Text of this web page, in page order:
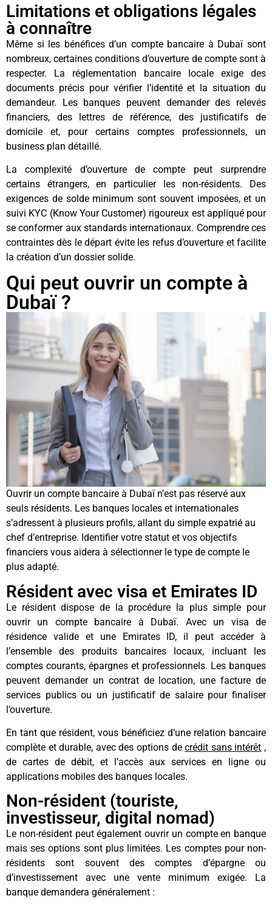
Limitations et obligations légales
à connaître
Même si les bénéfices d’un compte bancaire à Dubaï sont
nombreux, certaines conditions d’ouverture de compte sont à
respecter. La réglementation bancaire locale exige des
documents précis pour vérifier l’identité et la situation du
demandeur. Les banques peuvent demander des relevés
financiers, des lettres de référence, des justificatifs de
domicile et, pour certains comptes professionnels, un
business plan détaillé.
La complexité d’ouverture de compte peut surprendre
certains étrangers, en particulier les non-résidents. Des
exigences de solde minimum sont souvent imposées, et un
suivi KYC (Know Your Customer) rigoureux est appliqué pour
se conformer aux standards internationaux. Comprendre ces
contraintes dès le départ évite les refus d’ouverture et facilite
la création d’un dossier solide.
Qui peut ouvrir un compte à
Dubaï ?
Ouvrir un compte bancaire à Dubaï n’est pas réservé aux
seuls résidents. Les banques locales et internationales
s’adressent à plusieurs profils, allant du simple expatrié au
chef d’entreprise. Identifier votre statut et vos objectifs
financiers vous aidera à sélectionner le type de compte le
plus adapté.
Résident avec visa et Emirates ID
Le résident dispose de la procédure la plus simple pour
ouvrir un compte bancaire à Dubaï. Avec un visa de
résidence valide et une Emirates ID, il peut accéder à
l’ensemble des produits bancaires locaux, incluant les
comptes courants, épargnes et professionnels. Les banques
peuvent demander un contrat de location, une facture de
services publics ou un justificatif de salaire pour finaliser
l’ouverture.
En tant que résident, vous bénéficiez d’une relation bancaire
complète et durable, avec des options decrédit sans intérêt ,
de cartes de débit, et l’accès aux services en ligne ou
applications mobiles des banques locales.
Non-résident (touriste,
investisseur, digital nomad)
Le non-résident peut également ouvrir un compte en banque
mais ses options sont plus limitées. Les comptes pour non-
résidents sont souvent des comptes d’épargne ou
d’investissement avec une vente minimum exigée. La
banque demandera généralement :